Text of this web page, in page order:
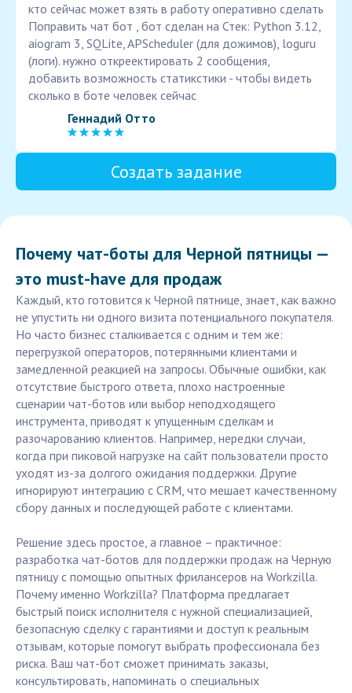
кто сейчас может взять в работу оперативно сделать
Поправить чат бот , бот сделан на Стек: Python 3.12,
aiogram 3, SQLite, APScheduler (для дожимов), loguru
(логи). нужно откреектировать 2 сообщения,
добавить возможность статикстики - чтобы видеть
сколько в боте человек сейчас
Геннадий Отто
Создать задание
Почему чат-боты для Черной пятницы —
это must-have для продаж
Каждый, кто готовится к Черной пятнице, знает, как важно
не упустить ни одного визита потенциального покупателя.
Но часто бизнес сталкивается с одним и тем же:
перегрузкой операторов, потерянными клиентами и
замедленной реакцией на запросы. Обычные ошибки, как
отсутствие быстрого ответа, плохо настроенные
сценарии чат-ботов или выбор неподходящего
инструмента, приводят к упущенным сделкам и
разочарованию клиентов. Например, нередки случаи,
когда при пиковой нагрузке на сайт пользователи просто
уходят из-за долгого ожидания поддержки. Другие
игнорируют интеграцию с CRM, что мешает качественному
сбору данных и последующей работе с клиентами.
Решение здесь простое, а главное – практичное:
разработка чат-ботов для поддержки продаж на Черную
пятницу с помощью опытных фрилансеров на Workzilla.
Почему именно Workzilla? Платформа предлагает
быстрый поиск исполнителя с нужной специализацией,
безопасную сделку с гарантиями и доступ к реальным
отзывам, которые помогут выбрать профессионала без
риска. Ваш чат-бот сможет принимать заказы,
консультировать, напоминать о специальных